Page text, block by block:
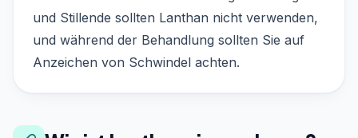
und Stillende sollten Lanthan nicht verwenden,
und während der Behandlung sollten Sie auf
Anzeichen von Schwindel achten.